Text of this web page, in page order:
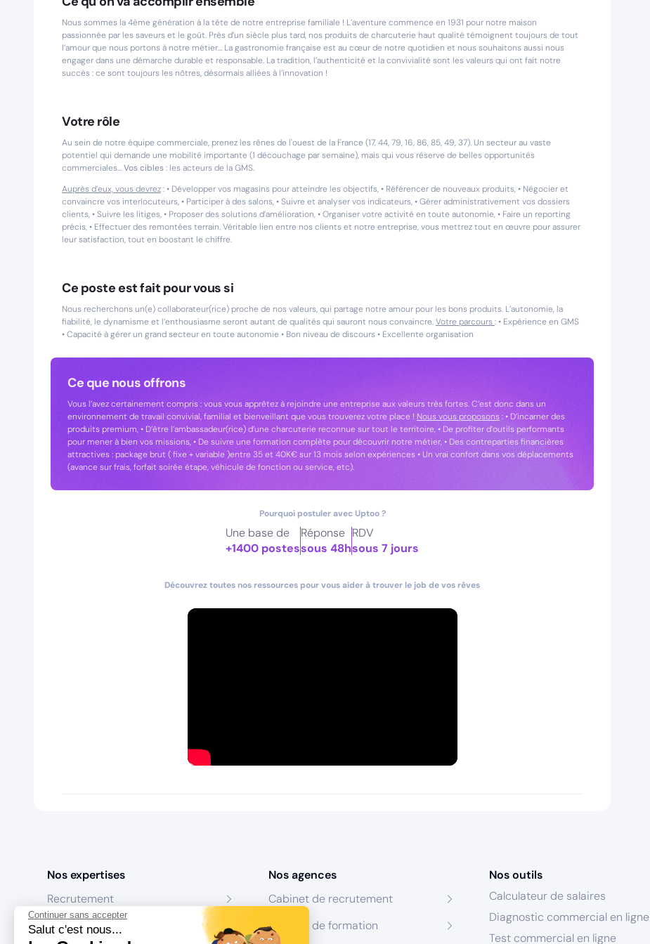
Continuer sans accepter
Salut c'est nous...
Nous sommes la 4ème génération à la tête de notre entreprise familiale ! L’aventure commence en 1931 pour notre maison
passionnée par les saveurs et le goût. Près d’un siècle plus tard, nos produits de charcuterie haut qualité témoignent toujours de tout
l’amour que nous portons à notre métier… La gastronomie française est au cœur de notre quotidien et nous souhaitons aussi nous
engager dans une démarche durable et responsable. La tradition, l’authenticité et la convivialité sont les valeurs qui ont fait notre
succès : ce sont toujours les nôtres, désormais alliées à l’innovation !
Votre rôle
Au sein de notre équipe commerciale, prenez les rênes de l'ouest de la France (17, 44, 79, 16, 86, 85, 49, 37). Un secteur au vaste
potentiel qui demande une mobilité importante (1 découchage par semaine), mais qui vous réserve de belles opportunités
commerciales…Vos cibles: les acteurs de la GMS.
Auprès d’eux, vous devrez: • Développer vos magasins pour atteindre les objectifs, • Référencer de nouveaux produits, • Négocier et
convaincre vos interlocuteurs, • Participer à des salons, • Suivre et analyser vos indicateurs, • Gérer administrativement vos dossiers
clients, • Suivre les litiges, • Proposer des solutions d’amélioration, • Organiser votre activité en toute autonomie, • Faire un reporting
précis, • Effectuer des remontées terrain. Véritable lien entre nos clients et notre entreprise, vous mettrez tout en œuvre pour assurer
leur satisfaction, tout en boostant le chiffre.
Ce poste est fait pour vous si
Nous recherchons un(e) collaborateur(rice) proche de nos valeurs, qui partage notre amour pour les bons produits. L’autonomie, la
fiabilité, le dynamisme et l’enthousiasme seront autant de qualités qui sauront nous convaincre.Votre parcours: • Expérience en GMS
• Capacité à gérer un grand secteur en toute autonomie • Bon niveau de discours • Excellente organisation
Ce que nous offrons
Vous l’avez certainement compris : vous vous apprêtez à rejoindre une entreprise aux valeurs très fortes. C’est donc dans un
environnement de travail convivial, familial et bienveillant que vous trouverez votre place ! Nous vous proposons: • D’incarner des
produits premium, • D’être l’ambassadeur(rice) d’une charcuterie reconnue sur tout le territoire, • De profiter d’outils performants
pour mener à bien vos missions, • De suivre une formation complète pour découvrir notre métier, • Des contreparties financières
attractives : package brut ( fixe + variable )entre 35 et 40K€ sur 13 mois selon expériences • Un vrai confort dans vos déplacements
(avance sur frais, forfait soirée étape, véhicule de fonction ou service, etc).
Pourquoi postuler avec Uptoo ?
Une base de
+1400 postes
Réponse
sous 48h
RDV
sous 7 jours
Découvrez toutes nos ressources pour vous aider à trouver le job de vos rêves
Nos expertises
Recrutement
Formation
Nos agences
Cabinet de recrutement
Centres de formation
Nos outils
Calculateur de salaires
Diagnostic commercial en ligne
Test commercial en ligne